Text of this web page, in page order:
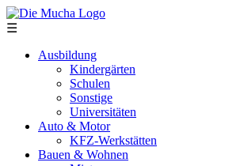
Direkt zum Inhalt
☰
Ausbildung
Kindergärten
Schulen
Sonstige
Universitäten
Auto & Motor
KFZ-Werkstätten
Bauen & Wohnen